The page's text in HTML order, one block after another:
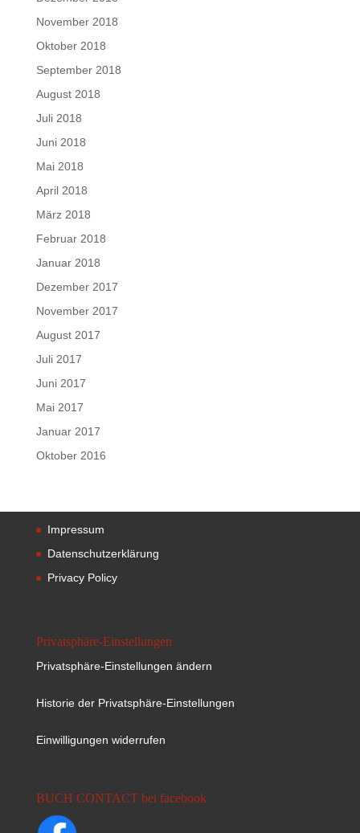
November 2018
Oktober 2018
September 2018
August 2018
Juli 2018
Juni 2018
Mai 2018
April 2018
März 2018
Februar 2018
Januar 2018
Dezember 2017
November 2017
August 2017
Juli 2017
Juni 2017
Mai 2017
Januar 2017
Oktober 2016
Impressum
Datenschutzerklärung
Privacy Policy
Privatsphäre-Einstellungen
Privatsphäre-Einstellungen ändern
Historie der Privatsphäre-Einstellungen
Einwilligungen widerrufen
BUCH CONTACT bei facebook